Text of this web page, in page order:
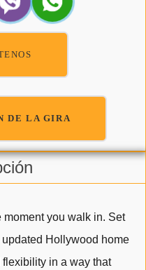
DE LA GIRA
moment you walk in. Set
Hollywood home
flexibility in a way that